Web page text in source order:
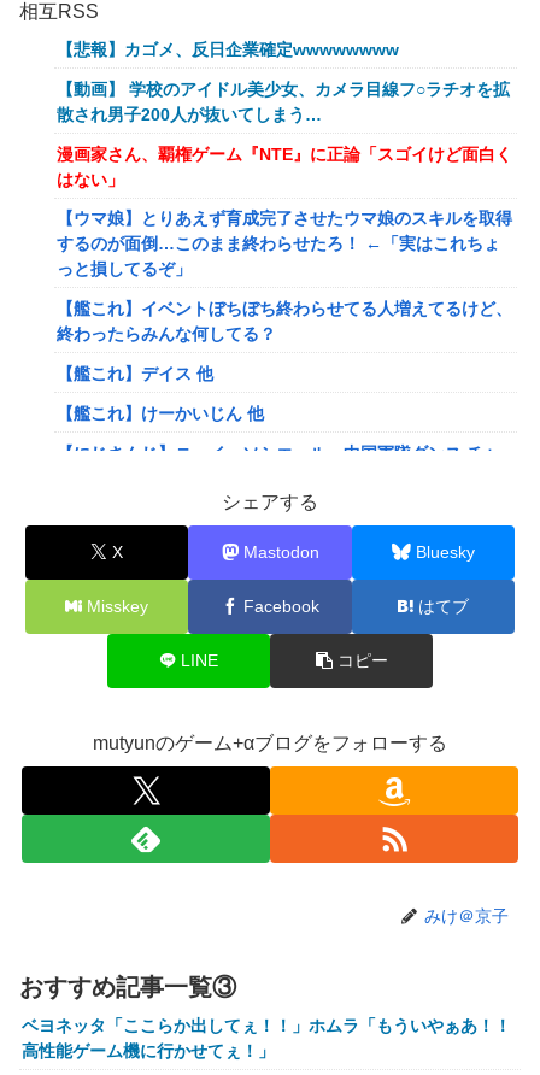
相互RSS
【悲報】カゴメ、反日企業確定wwwwwwww
【動画】 学校のアイドル美少女、カメラ目線フ○ラチオを拡
散され男子200人が抜いてしまう…
漫画家さん、覇権ゲーム『NTE』に正論「スゴイけど面白く
はない」
【ウマ娘】とりあえず育成完了させたウマ娘のスキルを取得
するのが面倒…このまま終わらせたろ！ ←「実はこれちょ
っと損してるぞ」
【艦これ】イベントぼちぼち終わらせてる人増えてるけど、
終わったらみんな何してる？
【艦これ】デイス 他
【艦これ】けーかいじん 他
【にじさんじ】ニュイ・ソシエール、中国軍隊ダンス チャ
【にじさんじ】ひゃくまんてんばらサロメちゃんおまんが
「安心と引き換えに」
【VTuber】ばあちゃる、引退を発表 8月9日の誕生日配信
で詳細を説明「ずっと続けられなくて本当にごめんなさい」
【8/9(日)15:00】
可愛すぎるおむすび屋さん（28）、新店舗に4000万円クラ
【速報】ワンピースの「世界に5種しかない飛行能力」発言
の謎が解けるWWW
ホリエモン「面接でさ、納豆パックの薄いフィルムって何の
ために入っていの？って聞くわけ」
ｗｗｗｗ
【悲報】高市早苗に逆らった財務官僚、異例の左遷ｗｗｗｗ
ｗｗｗｗ
シェアする
X Mastodon Bluesky
Misskey Facebook はてブ
LINE コピー
mutyunのゲーム+αブログをフォローする
みけ＠京子
おすすめ記事一覧③
ベヨネッタ「ここらか出してぇ！！」ホムラ「もういやぁあ！！
高性能ゲーム機に行かせてぇ！」